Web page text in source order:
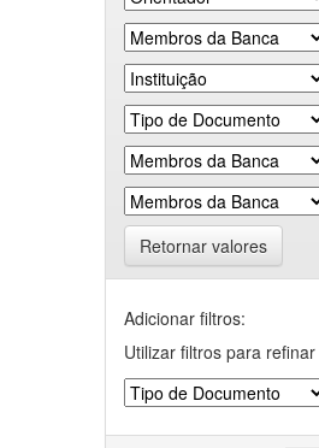
Retornar valores
Adicionar filtros:
Utilizar filtros para